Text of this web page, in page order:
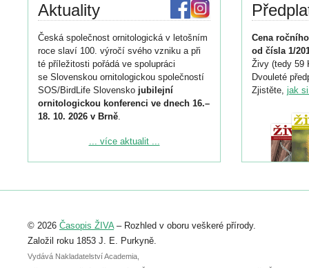
Aktuality
Česká společnost ornitologická v letošním
roce slaví 100. výročí svého vzniku a při
té příležitosti pořádá ve spolupráci
se Slovenskou ornitologickou společností
SOS/BirdLife Slovensko jubilejní
ornitologickou konferenci ve dnech 16.–
18. 10. 2026 v Brně.
Podrobnější informace ke konferenci
Registrovat se můžete do 6. září.
abstraktu přihlášené přednášky nebo
posteru je už 30. června.
... více aktualit ...
Cena
od čísla 1/
Živy (tedy 59
Dvouleté
Zjistěte, jak
© 2026 Časopis ŽIVA– Rozhled v oboru veškeré přírody.
Založil roku 1853 J. E. Purkyně.
Vydává Nakladatelství Academia,